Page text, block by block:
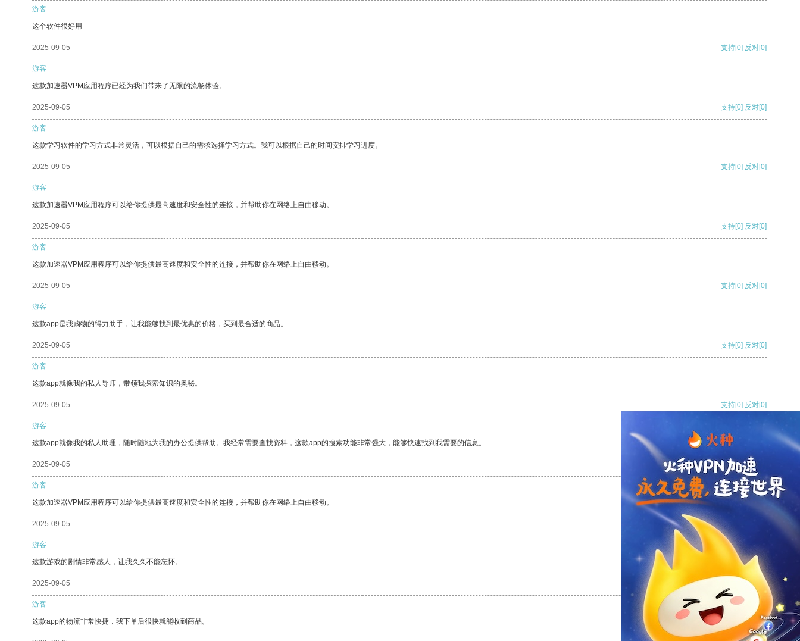
游客
这个软件很好用
2025-09-05 支持[0] 反对[0]
游客
这款加速器VPM应用程序已经为我们带来了无限的流畅体验。
2025-09-05 支持[0] 反对[0]
游客
这款学习软件的学习方式非常灵活，可以根据自己的需求选择学习方式。我可以根据自己的时间安排学习进度。
2025-09-05 支持[0] 反对[0]
游客
这款加速器VPM应用程序可以给你提供最高速度和安全性的连接，并帮助你在网络上自由移动。
2025-09-05 支持[0] 反对[0]
游客
这款加速器VPM应用程序可以给你提供最高速度和安全性的连接，并帮助你在网络上自由移动。
2025-09-05 支持[0] 反对[0]
游客
这款app是我购物的得力助手，让我能够找到最优惠的价格，买到最合适的商品。
2025-09-05 支持[0] 反对[0]
游客
这款app就像我的私人导师，带领我探索知识的奥秘。
2025-09-05 支持[0] 反对[0]
游客
这款app就像我的私人助理，随时随地为我的办公提供帮助。我经常需要查找资料，这款app的搜索功能非常强大，能够快速找到我需要的信息。
2025-09-05 支持[0] 反对
游客
这款加速器VPM应用程序可以给你提供最高速度和安全性的连接，并帮助你在网络上自由移动。
2025-09-05 支持
游客
这款游戏的剧情非常感人，让我久久不能忘怀。
2025-09-05 反对 [0]
游客
这款app的物流非常快捷，我下单后很快就能收到商品。